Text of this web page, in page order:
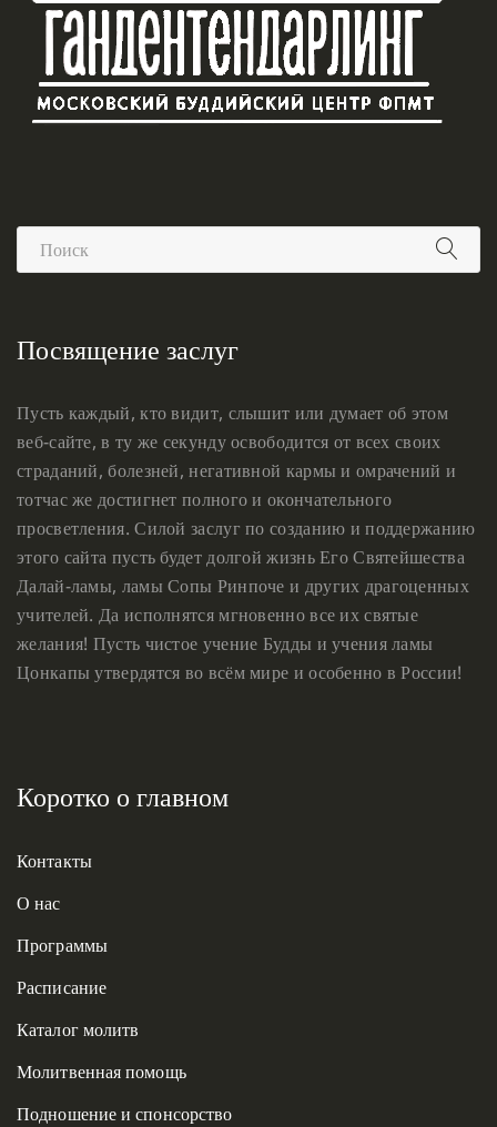
Посвящение заслуг
Пусть каждый, кто видит, слышит или думает об этом
веб-сайте, в ту же секунду освободится от всех своих
страданий, болезней, негативной кармы и омрачений и
тотчас же достигнет полного и окончательного
просветления. Силой заслуг по созданию и поддержанию
этого сайта пусть будет долгой жизнь Его Святейшества
Далай-ламы, ламы Сопы Ринпоче и других драгоценных
учителей. Да исполнятся мгновенно все их святые
желания! Пусть чистое учение Будды и учения ламы
Цонкапы утвердятся во всём мире и особенно в России!
Коротко о главном
Контакты
О нас
Программы
Расписание
Каталог молитв
Молитвенная помощь
Подношение и спонсорство